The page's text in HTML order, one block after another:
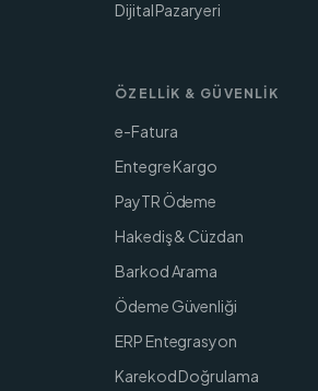
Dijital Pazaryeri
ÖZELLIK & GÜVENLIK
e-Fatura
Entegre Kargo
PayTR Ödeme
Hakediş & Cüzdan
Barkod Arama
Ödeme Güvenliği
ERP Entegrasyon
Karekod Doğrulama